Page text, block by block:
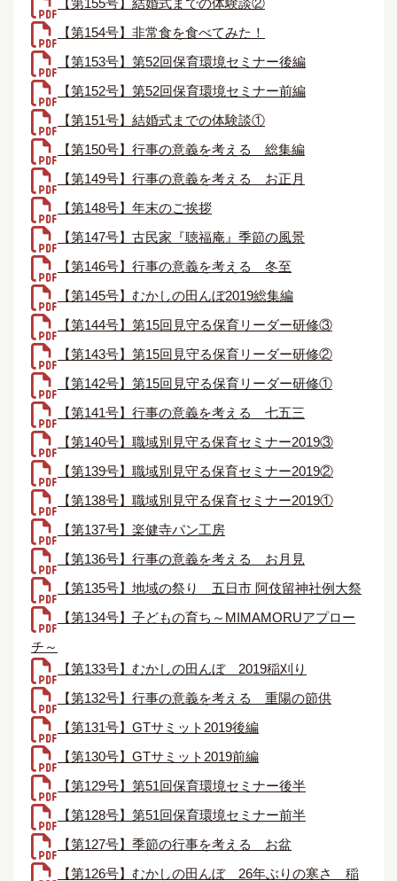
【第155号】結婚式までの体験談②
【第154号】非常食を食べてみた！
【第153号】第52回保育環境セミナー後編
【第152号】第52回保育環境セミナー前編
【第151号】結婚式までの体験談①
【第150号】行事の意義を考える＿総集編
【第149号】行事の意義を考える＿お正月
【第148号】年末のご挨拶
【第147号】古民家『聴福庵』季節の風景
【第146号】行事の意義を考える＿冬至
【第145号】むかしの田んぼ2019総集編
【第144号】第15回見守る保育リーダー研修③
【第143号】第15回見守る保育リーダー研修②
【第142号】第15回見守る保育リーダー研修①
【第141号】行事の意義を考える＿七五三
【第140号】職域別見守る保育セミナー2019③
【第139号】職域別見守る保育セミナー2019②
【第138号】職域別見守る保育セミナー2019①
【第137号】楽健寺パン工房
【第136号】行事の意義を考える＿お月見
【第135号】地域の祭り＿五日市 阿伎留神社例大祭
【第134号】子どもの育ち～MIMAMORUアプロー
チ～
【第133号】むかしの田んぼ＿2019稲刈り
【第132号】行事の意義を考える＿重陽の節供
【第131号】GTサミット2019後編
【第130号】GTサミット2019前編
【第129号】第51回保育環境セミナー後半
【第128号】第51回保育環境セミナー前半
【第127号】季節の行事を考える＿お盆
【第126号】むかしの田んぼ＿26年ぶりの寒さ 稲